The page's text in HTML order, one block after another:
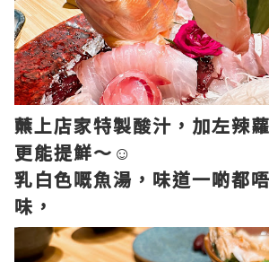
蘸上店家特製酸汁，加左辣
更能提鮮～☺️
乳白色嘅魚湯，味道一啲都
味，